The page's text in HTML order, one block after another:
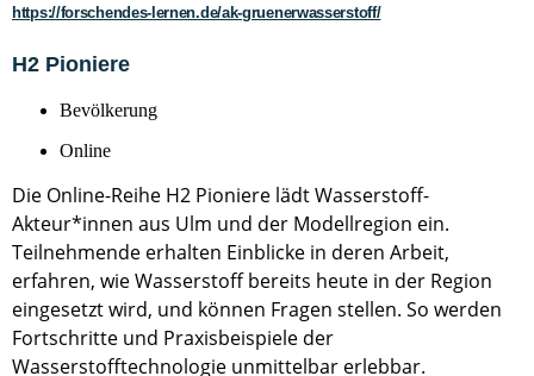
https://forschendes-lernen.de/ak-gruenerwasserstoff/
H2 Pioniere
Bevölkerung
Online
Die Online-Reihe H2 Pioniere lädt Wasserstoff-
Akteur*innen aus Ulm und der Modellregion ein.
Teilnehmende erhalten Einblicke in deren Arbeit,
erfahren, wie Wasserstoff bereits heute in der Region
eingesetzt wird, und können Fragen stellen. So werden
Fortschritte und Praxisbeispiele der
Wasserstofftechnologie unmittelbar erlebbar.